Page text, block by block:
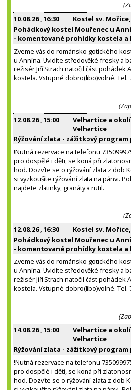
10.08.26, 16:30
Kostel sv.
Pohádkový kostel Mouřenec u
- komentované prohídky kostela a
Zveme vás do románsko-gotického
u Annína. Uvidíte středověké fresky a
režisér Jiří Strach natočil část pohádek
kostela. Vstupné dobro(libo)volné. Tel.
12.08.26, 15:00
Velhartice a
Velhartice
Rýžování zlata - zážitkový
!Nutná rezervace na telefonu
pro dospělé i děti, se koná při
hod. Dozvíte se o rýžování zlata z dob
si vyzkoušíte rýžování zlata na pánvi.
najdete zlatinky, granáty a rutil.
12.08.26, 16:30
Kostel sv.
Pohádkový kostel Mouřenec u
- komentované prohídky kostela a
Zveme vás do románsko-gotického
u Annína. Uvidíte středověké fresky a
režisér Jiří Strach natočil část pohádek
kostela. Vstupné dobro(libo)volné. Tel.
14.08.26, 15:00
Velhartice a
Velhartice
Rýžování zlata - zážitkový
!Nutná rezervace na telefonu
pro dospělé i děti, se koná při
hod. Dozvíte se o rýžování zlata z dob